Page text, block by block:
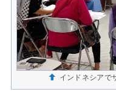
インドネシアで